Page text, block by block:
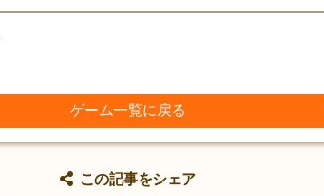
ゲーム一覧に戻る
この記事をシェア